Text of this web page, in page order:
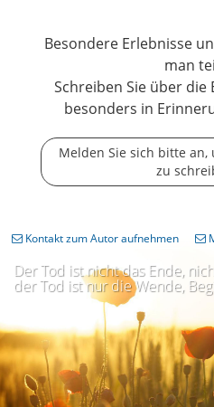
Besondere Erlebnisse
man
Schreiben Sie über die
besonders in
Melden Sie sich bitte
zu
Der Tod ist nicht das Ende,
der Tod ist nur die Wende,
Kontakt zum Autor aufnehmen